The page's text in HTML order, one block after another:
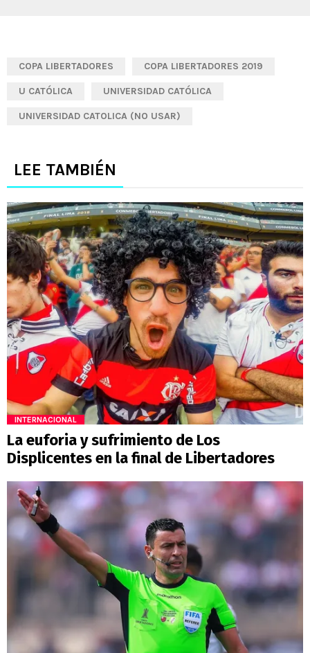
COPA LIBERTADORES COPA LIBERTADORES 2019
U CATÓLICA UNIVERSIDAD CATÓLICA
UNIVERSIDAD CATOLICA (NO USAR)
LEE TAMBIÉN
INTERNACIONAL
La euforia y sufrimiento de Los
Displicentes en la final de Libertadores